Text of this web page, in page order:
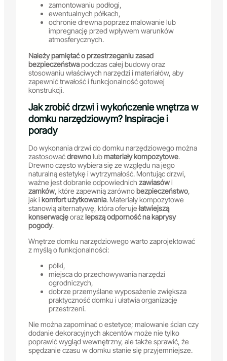
zamontowaniu podłogi,
ewentualnych półkach,
ochronie drewna poprzez malowanie lub
impregnację przed wpływem warunków
atmosferycznych.
Należy pamiętać o przestrzeganiu zasad
bezpieczeństwapodczas całej budowy oraz
stosowaniu właściwych narzędzi i materiałów, aby
zapewnić trwałość i funkcjonalność gotowej
konstrukcji.
Jak zrobić drzwi i wykończenie wnętrza w
domku narzędziowym? Inspiracje i
porady
Do wykonania drzwi do domku narzędziowego można
zastosowaćdrewnolubmateriały kompozytowe.
Drewno często wybiera się ze względu na jego
naturalną estetykę i wytrzymałość. Montując drzwi,
ważne jest dobranie odpowiednich zawiasówi
zamków, które zapewnią zarównobezpieczeństwo,
jak i komfort użytkowania. Materiały kompozytowe
stanowią alternatywę, która oferujełatwiejszą
konserwacjęorazlepszą odporność na kaprysy
pogody.
Wnętrze domku narzędziowego warto zaprojektować
z myślą o funkcjonalności:
półki,
miejsca do przechowywania narzędzi
ogrodniczych,
dobrze przemyślane wyposażenie zwiększa
praktyczność domku i ułatwia organizację
przestrzeni.
Nie można zapominać o estetyce; malowanie ścian czy
dodanie dekoracyjnych akcentów może nie tylko
poprawić wygląd wewnętrzny, ale także sprawić, że
spędzanie czasu w domku stanie się przyjemniejsze.